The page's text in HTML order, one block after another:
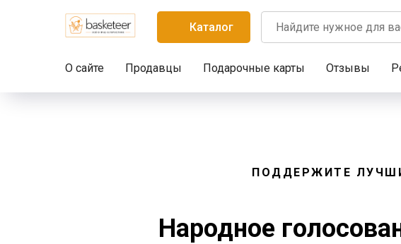
Каталог
О сайте Продавцы Подарочные карты Отзывы
ПОДДЕРЖИТЕ
Народное